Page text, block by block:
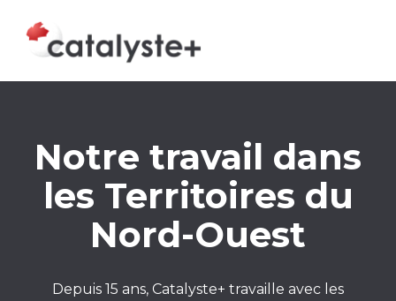
Notre travail dans
les Territoires du
Nord-Ouest
Depuis 15 ans, Catalyste+ travaille avec les